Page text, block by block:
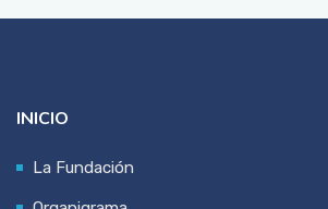
INICIO
La Fundación